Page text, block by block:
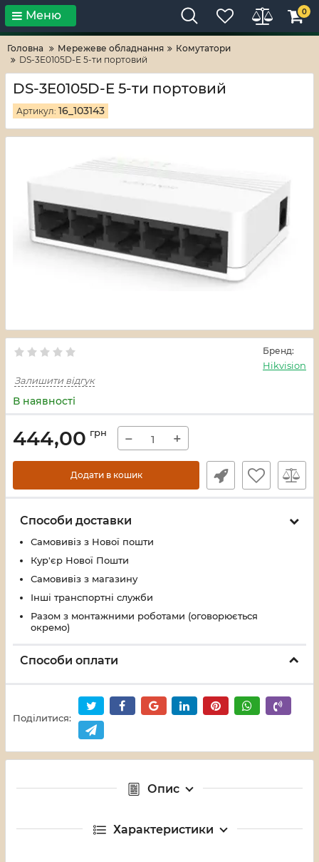
Тільки високі технології! RV-ZAFT
Меню 0
Головна Мережеве обладнання
Комутатори
DS-3E0105D-E 5-ти портовий
DS-3E0105D-E 5-ти портовий
Артикул: 16_103143
Бренд:
Hikvision
Залишити відгук
В наявності
444,00 грн − +
Додати в кошик
Способи доставки
Самовивіз з Нової пошти
Кур'єр Нової Пошти
Самовивіз з магазину
Інші транспортні служби
Разом з монтажними роботами (оговорюється
окремо)
Способи оплати
Поділитися:
Опис
Характеристики